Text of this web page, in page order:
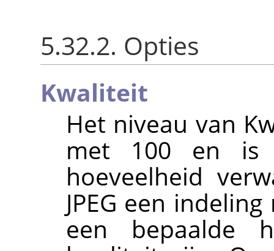
5.32.2. Opties
Kwaliteit
Het niveau van
met 100 en is
hoeveelheid
JPEG een
een bepaalde